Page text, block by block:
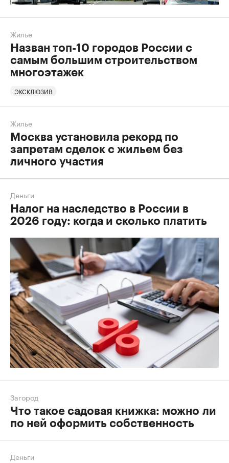
Жилье
Назван топ-10 городов России с
самым большим строительством
многоэтажек
ЭКСКЛЮЗИВ
Жилье
Москва установила рекорд по
запретам сделок с жильем без
личного участия
Деньги
Налог на наследство в России в
2026 году: когда и сколько платить
Загород
Что такое садовая книжка: можно ли
по ней оформить собственность
Деньги